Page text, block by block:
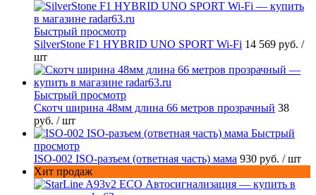
Быстрый просмотр
SilverStone F1 HYBRID UNO SPORT Wi-Fi 14 569 руб. /
шт
Быстрый просмотр
Скотч ширина 48мм длина 66 метров прозрачный 38
руб. / шт
Быстрый
просмотр
ISO-002 ISO-разъем (ответная часть) мама 930 руб. / шт
Хит продаж